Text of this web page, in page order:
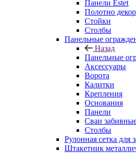
Панели Estet
Полотно
Стойки
Столбы
Панельные
Назад
Панельные
Аксессуары
Ворота
Калитки
Крепления
Основания
Панели
Сваи
Столбы
Рулонная сетка для
Штакетник